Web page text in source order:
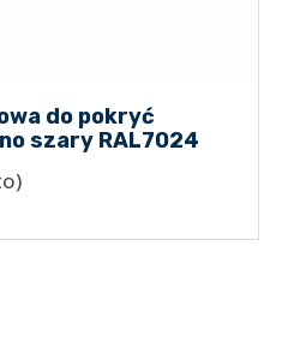
do pokryć
szary RAL7024